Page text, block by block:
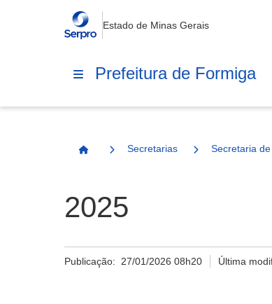
Estado de Minas Gerais
Prefeitura de Formiga
Página Inicial
Secretarias Secretaria
2025
Publicação: 27/01/2026 08h20 Última